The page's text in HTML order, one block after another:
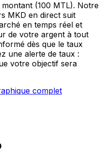
(100 MTL). Notre
MKD en direct suit
en temps réel et
de votre argent à tout
dès que le taux
une alerte de taux :
votre objectif sera
complet